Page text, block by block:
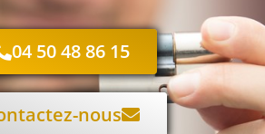
04 50 48 86 15
nous